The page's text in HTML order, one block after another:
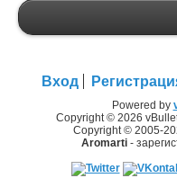
Вход
Powered by
Copyright © 2026
Copyright © 2005-
Aromarti-